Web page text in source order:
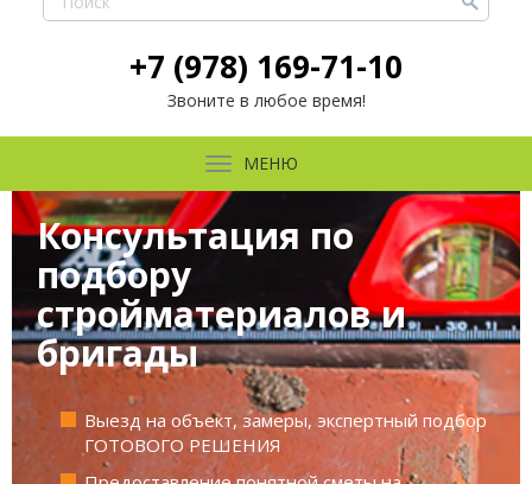
+7 (978) 169-71-10
Звоните в любое время!
МЕНЮ
Консультация по
подбору
стройматериалови
бригады
Выезд на объект, замеры, экспертный подбор
ГОТОВОГО РЕШЕНИЯ